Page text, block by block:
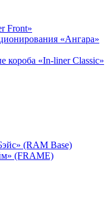
Front»
«Ангара»
короба «In-liner Classic»
(RAM Base)
(FRAME)